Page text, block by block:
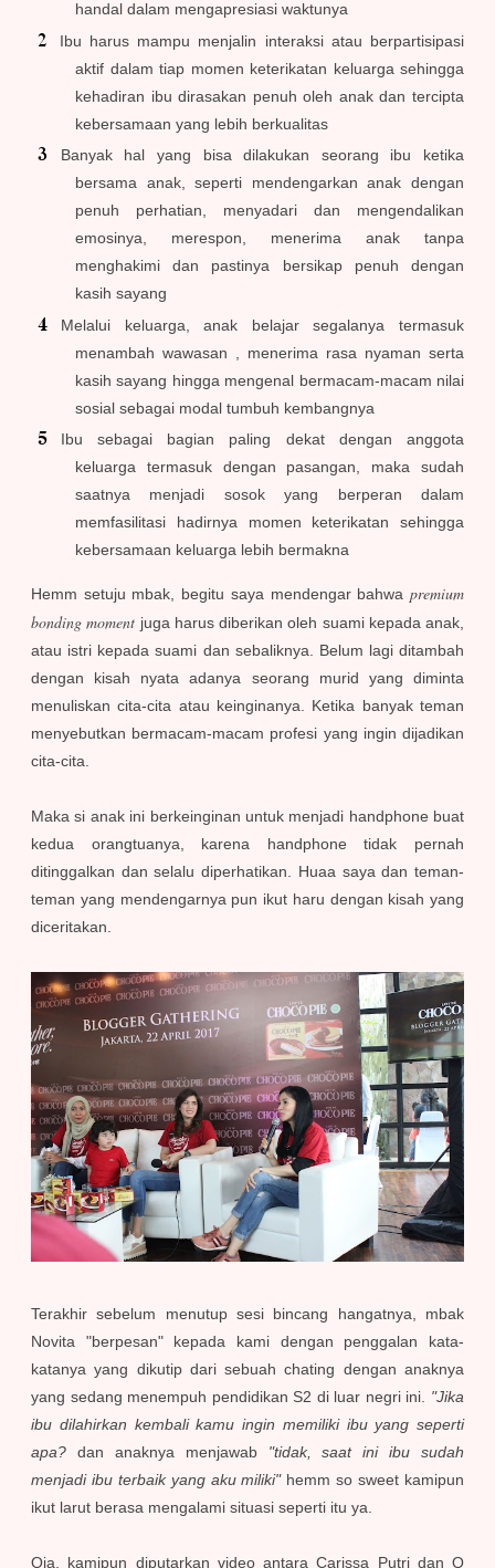
handal dalam mengapresiasi waktunya
Ibu harus mampu menjalin interaksi atau berpartisipasi
aktif dalam tiap momen keterikatan keluarga sehingga
kehadiran ibu dirasakan penuh oleh anak dan tercipta
kebersamaan yang lebih berkualitas
Banyak hal yang bisa dilakukan seorang ibu ketika
bersama anak, seperti mendengarkan anak dengan
penuh perhatian, menyadari dan mengendalikan
emosinya, merespon, menerima anak tanpa
menghakimi dan pastinya bersikap penuh dengan
kasih sayang
Melalui keluarga, anak belajar segalanya termasuk
menambah wawasan , menerima rasa nyaman serta
kasih sayang hingga mengenal bermacam-macam nilai
sosial sebagai modal tumbuh kembangnya
Ibu sebagai bagian paling dekat dengan anggota
keluarga termasuk dengan pasangan, maka sudah
saatnya menjadi sosok yang berperan dalam
memfasilitasi hadirnya momen keterikatan sehingga
kebersamaan keluarga lebih bermakna
Hemm setuju mbak, begitu saya mendengar bahwa premium
bonding moment juga harus diberikan oleh suami kepada anak,
atau istri kepada suami dan sebaliknya. Belum lagi ditambah
dengan kisah nyata adanya seorang murid yang diminta
menuliskan cita-cita atau keinginanya. Ketika banyak teman
menyebutkan bermacam-macam profesi yang ingin dijadikan
cita-cita.
Maka si anak ini berkeinginan untuk menjadi handphone buat
kedua orangtuanya, karena handphone tidak pernah
ditinggalkan dan selalu diperhatikan. Huaa saya dan teman-
teman yang mendengarnya pun ikut haru dengan kisah yang
diceritakan.
Terakhir sebelum menutup sesi bincang hangatnya, mbak
Novita "berpesan" kepada kami dengan penggalan kata-
katanya yang dikutip dari sebuah chating dengan anaknya
yang sedang menempuh pendidikan S2 di luar negri ini. "Jika
ibu dilahirkan kembali kamu ingin memiliki ibu yang seperti
apa? dan anaknya menjawab "tidak, saat ini ibu sudah
menjadi ibu terbaik yang aku miliki"hemm so sweet kamipun
ikut larut berasa mengalami situasi seperti itu ya.
Oia, kamipun diputarkan video antara Carissa Putri dan Q